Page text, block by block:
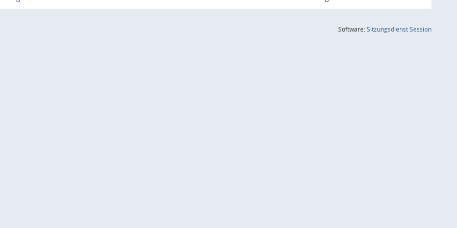
Software:SitzungsdienstSession(Wird in